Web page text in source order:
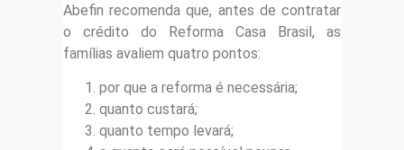
Abefin recomenda que, antes de contratar
o crédito do Reforma Casa Brasil, as
famílias avaliem quatro pontos:
por que a reforma é necessária;
quanto custará;
quanto tempo levará;